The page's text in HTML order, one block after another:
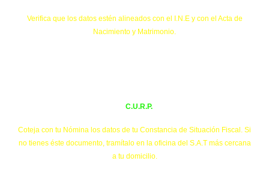
Verifica que los datos estén alineados con el I.N.E y con el Acta de
Nacimiento y Matrimonio.
C.U.R.P.
Coteja con tu Nómina los datos de tu Constancia de Situación Fiscal. Si
no tienes éste documento, tramítalo en la oficina del S.A.T más cercana
a tu domicilio.